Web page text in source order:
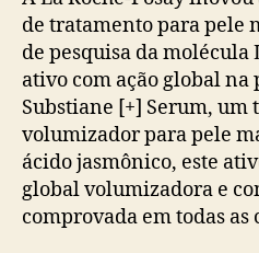
de tratamento para pele
de pesquisa da molécula
ativo com ação global na
Substiane [+] Serum,
volumizador para pele
ácido jasmônico, este
global volumizadora e
comprovada em todas as